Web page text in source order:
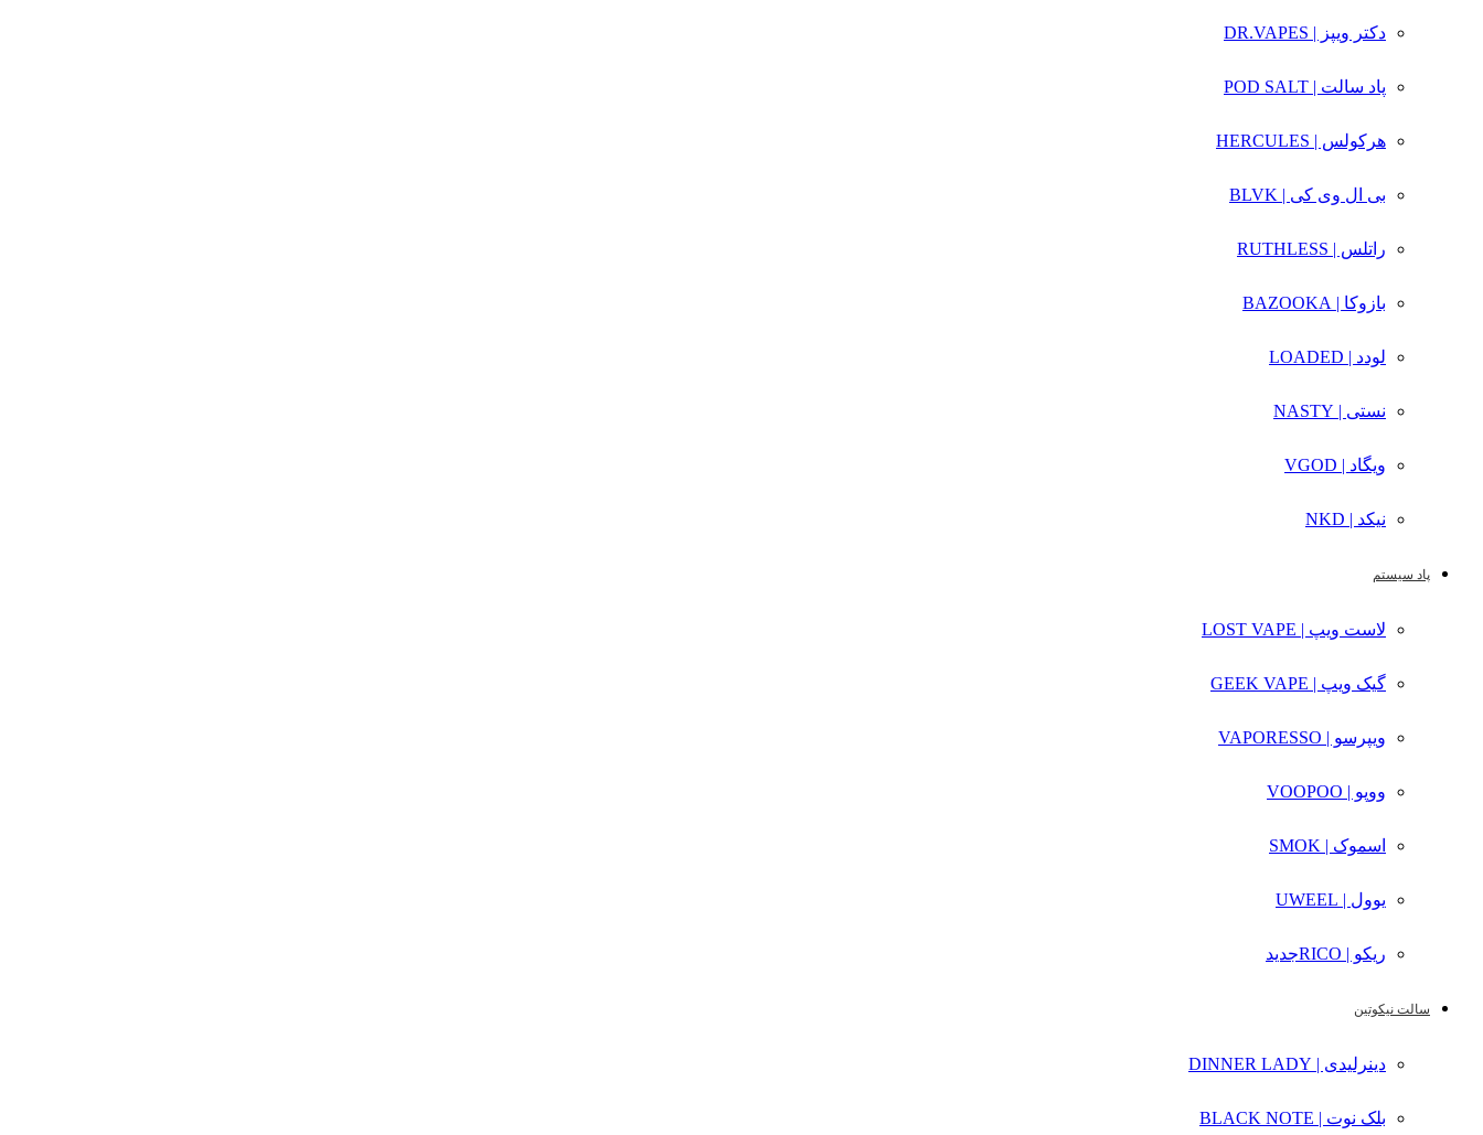
دکتر ویپز | DR.VAPES
پاد سالت | POD SALT
هرکولس | HERCULES
بی ال وی کی | BLVK
راتلس | RUTHLESS
بازوکا | BAZOOKA
لودد | LOADED
نستی | NASTY
ویگاد | VGOD
نیکد | NKD
پاد سیستم
لاست ویپ | LOST VAPE
گیک ویپ | GEEK VAPE
ویپرسو | VAPORESSO
ووپو | VOOPOO
اسموک | SMOK
یوول | UWEEL
ریکو | RICO جدید
سالت نیکوتین
دینرلیدی | DINNER LADY
بلک نوت | BLACK NOTE